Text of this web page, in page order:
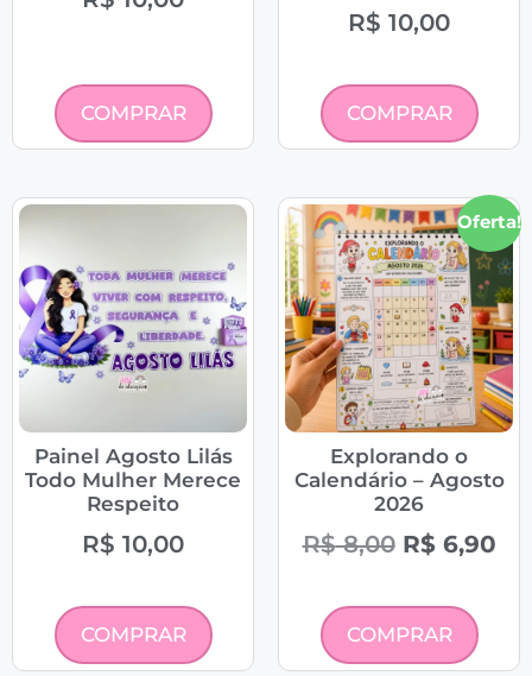
COMPRAR
R$ 10,00
COMPRAR
Painel Agosto Lilás
Todo Mulher Merece
Respeito
R$ 10,00
COMPRAR
Oferta!
Explorando o
Calendário – Agosto
2026
R$8,00 R$6,90
COMPRAR